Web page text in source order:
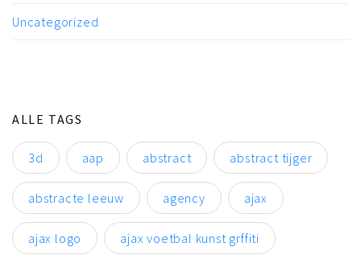
Uncategorized
ALLE TAGS
3d aap abstract abstract tijger
abstracte leeuw agency ajax
ajax logo ajax voetbal kunst grffiti